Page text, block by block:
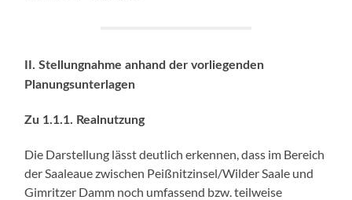
II. Stellungnahme anhand der vorliegenden
Planungsunterlagen
Zu 1.1.1. Realnutzung
Die Darstellung lässt deutlich erkennen, dass im Bereich
der Saaleaue zwischen Peißnitzinsel/Wilder Saale und
Gimritzer Damm noch umfassend bzw. teilweise